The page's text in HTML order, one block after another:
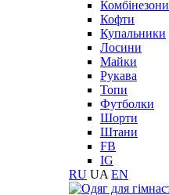
Комбінезони
Кофти
Купальники
Лосини
Майки
Рукава
Топи
Футболки
Шорти
Штани
FB
IG
RU UA EN